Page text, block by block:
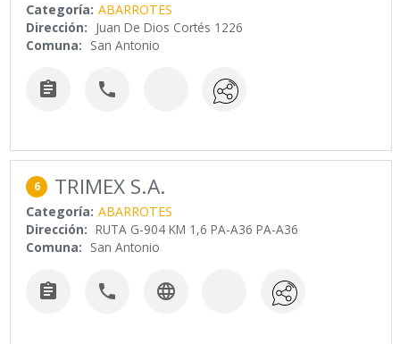
Categoría: ABARROTES
Dirección: Juan De Dios Cortés 1226
Comuna: San Antonio
 
6 TRIMEX S.A.
Categoría: ABARROTES
Dirección: RUTA G-904 KM 1,6 PA-A36 PA-A36
Comuna: San Antonio
  